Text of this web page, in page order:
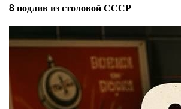
8 подлив из столовой СССР